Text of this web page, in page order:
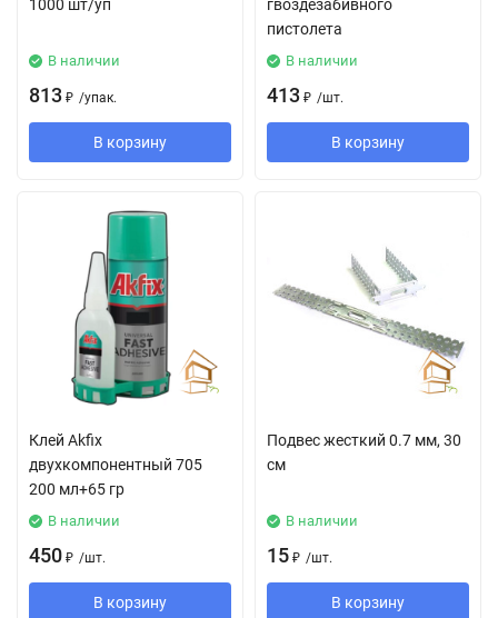
1000 шт/уп
В наличии
813 ₽ /упак.
В корзину
гвоздезабивного
пистолета
В наличии
413 ₽ /шт.
В корзину
Клей Аkfix
двухкомпонентный 705
200 мл+65 гр
В наличии
450 ₽ /шт.
В корзину
Подвес жесткий 0.7 мм, 30
см
В наличии
15 ₽ /шт.
В корзину